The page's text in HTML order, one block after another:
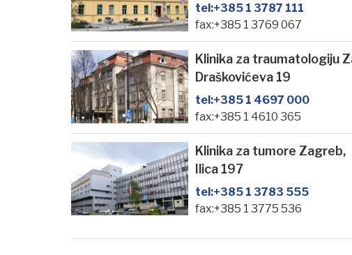
tel:+385 1 3787 111
fax:+385 1 3769 067
Klinika za traumatologiju
Draškovićeva 19
tel:+385 1 4697 000
fax:+385 1 4610 365
Klinika za tumore Zagreb,
Ilica 197
tel:+385 1 3783 555
fax:+385 1 3775 536